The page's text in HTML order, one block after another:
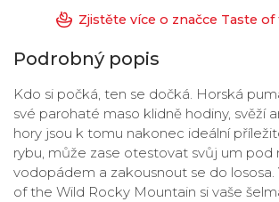
Zjistěte více o značce Taste
Podrobný popis
Kdo si počká, ten se dočká. Horská
své parohaté maso klidně hodiny, svěží
hory jsou k tomu nakonec ideální
rybu, může zase otestovat svůj um pod
vodopádem a zakousnout se do lososa.
of the Wild Rocky Mountain si vaše